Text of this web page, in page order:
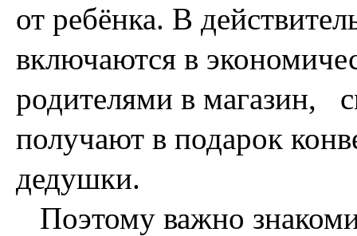
от ребёнка. В
включаются в
родителями в магазин,
получают в подарок
дедушки.
Поэтому важно